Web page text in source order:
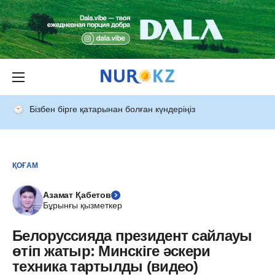
Бізбен бірге қатарынан болған күндеріңіз
ҚОҒАМ
Азамат Қабетов
Бұрынғы қызметкер
Белоруссияда президент сайлауы
өтіп жатыр: Минскіге әскери
техника тартылды (видео)